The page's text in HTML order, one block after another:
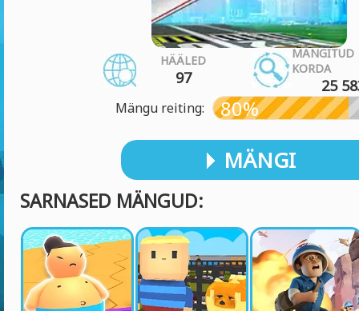
HÄÄLED
97
MÄNGITUD
KORDA
25
Mängu reiting: 80%
MÄNGI
SARNASED MÄNGUD: